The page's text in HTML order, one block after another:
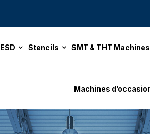
Stencils SMT & THT Machines
Machines